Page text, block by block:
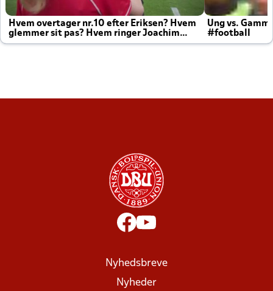
Hvem overtager nr.10 efter Eriksen? Hvem
glemmer sit pas? Hvem ringer Joachim
altid til efter kampe?
Ung vs.
#football
Nyhedsbreve
Nyheder